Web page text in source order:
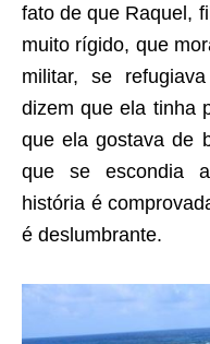
fato de que Raquel,
muito rígido, que
militar, se
dizem que ela tinha
que ela gostava de
que se escondia
história é
é deslumbrante.